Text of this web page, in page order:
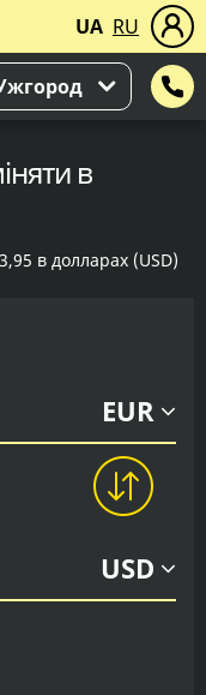
UA RU
в
в долларах (USD)
EUR
USD